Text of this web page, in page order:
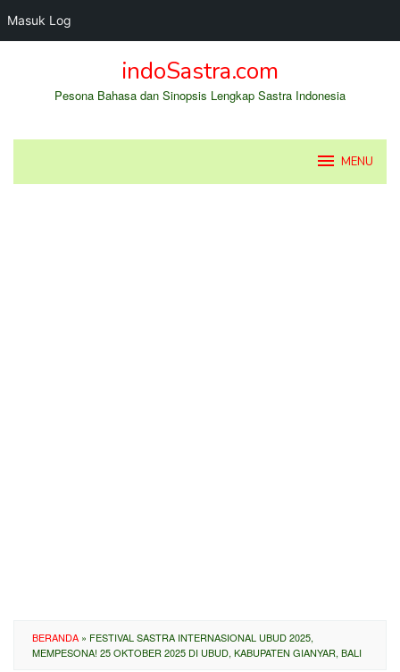
Masuk Log
indoSastra.com
Pesona Bahasa dan Sinopsis Lengkap Sastra Indonesia
MENU
BERANDA » FESTIVAL SASTRA INTERNASIONAL UBUD 2025,
MEMPESONA! 25 OKTOBER 2025 DI UBUD, KABUPATEN GIANYAR, BALI